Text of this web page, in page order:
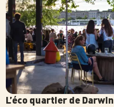
L’éco quartier de Darwin